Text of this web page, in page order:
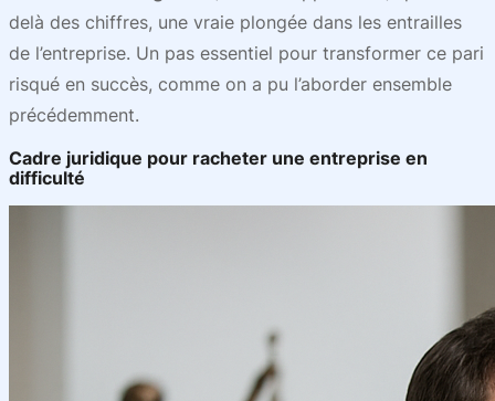
delà des chiffres, une vraie plongée dans les entrailles
de l’entreprise. Un pas essentiel pour transformer ce pari
risqué en succès, comme on a pu l’aborder ensemble
précédemment.
Cadre juridique pour racheter une entreprise en
difficulté